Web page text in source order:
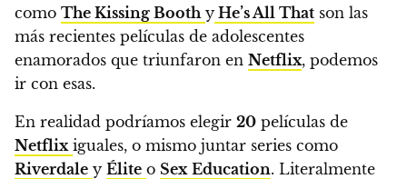
como The Kissing Booth y He’s All That son las
más recientes películas de adolescentes
enamorados que triunfaron en Netflix, podemos
ir con esas.
En realidad podríamos elegir 20 películas de
Netflix iguales, o mismo juntar series como
Riverdale y Élite o Sex Education. Literalmente